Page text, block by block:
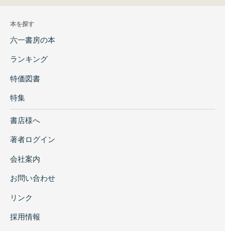
本を探す
六一書房の本
ランキング
特価図書
特集
書店様へ
著者ログイン
会社案内
お問い合わせ
リンク
採用情報